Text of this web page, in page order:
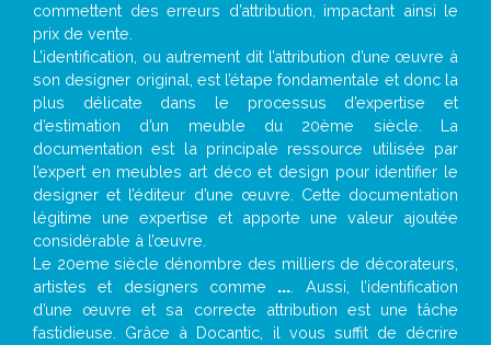
commettent des erreurs d’attribution, impactant ainsi le
prix de vente.
L’identification, ou autrement dit l’attribution d’une œuvre à
son designer original, est l’étape fondamentale et donc la
plus délicate dans le processus d’expertise et
d’estimation d’un meuble du 20ème siècle. La
documentation est la principale ressource utilisée par
l’expert en meubles art déco et design pour identifier le
designer et l’éditeur d’une œuvre. Cette documentation
légitime une expertise et apporte une valeur ajoutée
considérable à l’œuvre.
Le 20eme siècle dénombre des milliers de décorateurs,
artistes et designers comme ... . Aussi, l’identification
d’une œuvre et sa correcte attribution est une tâche
fastidieuse. Grâce à Docantic, il vous suffit de décrire